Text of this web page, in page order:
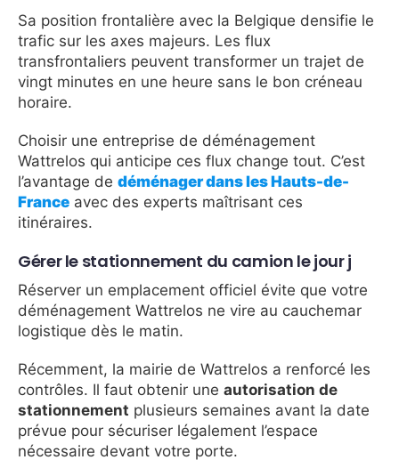
Sa position frontalière avec la Belgique densifie le
trafic sur les axes majeurs. Les flux
transfrontaliers peuvent transformer un trajet de
vingt minutes en une heure sans le bon créneau
horaire.
Choisir une entreprise de déménagement
Wattrelos qui anticipe ces flux change tout. C’est
l’avantage de déménager dans les Hauts-de-
France avec des experts maîtrisant ces
itinéraires.
Gérer le stationnement du camion le jour j
Réserver un emplacement officiel évite que votre
déménagement Wattrelos ne vire au cauchemar
logistique dès le matin.
Récemment, la mairie de Wattrelos a renforcé les
contrôles. Il faut obtenir une autorisation de
stationnement plusieurs semaines avant la date
prévue pour sécuriser légalement l’espace
nécessaire devant votre porte.